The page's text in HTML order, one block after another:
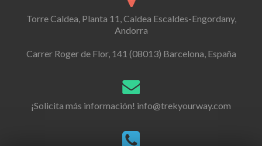
Torre Caldea, Planta 11, Caldea Escaldes-Engordany,
Andorra
Carrer Roger de Flor, 141 (08013) Barcelona, España
¡Solicita más información! info@trekyourway.com